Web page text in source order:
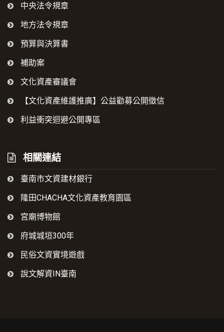
中央法令規章
地方法令規章
預算與決算書
補助案
文化資產審議會
【文化資產維護推廣】公益勸募公開徵信
利益衝突迴避公開專區
相關連結
臺南市文資建材銀行
隆田CHACHA文化資產教育園區
宮廟博物館
府城城垣300年
民俗文資實境遊戲
說文解資IN臺南